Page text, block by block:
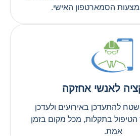
הסמארטפון האישי.
לאנשי אחזקה
להתעדכן באירועים ולעדכן
בתקלות, מכל מקום בזמן
אמת.